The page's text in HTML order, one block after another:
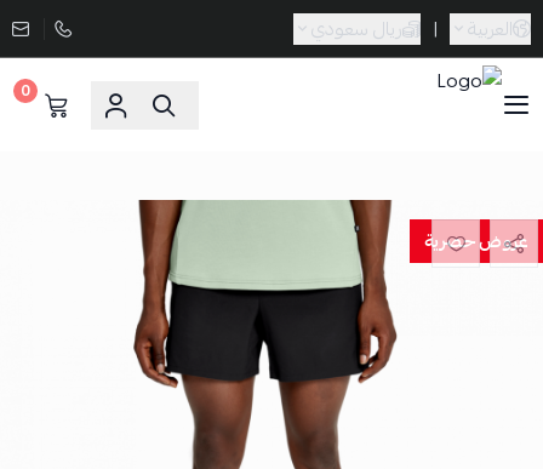
العربية | ريال سعودي
0
عروض حصرية